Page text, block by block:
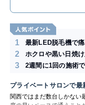
1 最新LED脱毛機で
2 ホクロや黒い日焼
3 2週間に1回の施術
プライベートサロンで
関西ではまだ数台しかない